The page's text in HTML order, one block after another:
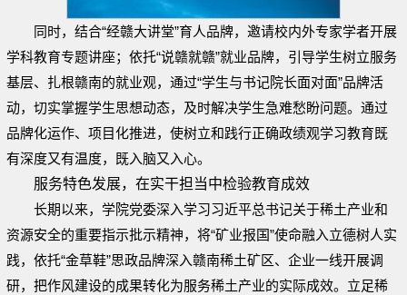
同时，结合“经赣大讲堂”育人品牌，邀请校内外专家学者开展
学科教育专题讲座；依托“说赣就赣”就业品牌，引导学生树立服务
基层、扎根赣南的就业观，通过“学生与书记院长面对面”品牌活
动，切实掌握学生思想动态，及时解决学生急难愁盼问题。通过
品牌化运作、项目化推进，使树立和践行正确政绩观学习教育既
有深度又有温度，既入脑又入心。
服务特色发展，在实干担当中检验教育成效
长期以来，学院党委深入学习习近平总书记关于稀土产业和
资源安全的重要指示批示精神，将“矿业报国”使命融入立德树人实
践，依托“金草鞋”思政品牌深入赣南稀土矿区、企业一线开展调
研，把作风建设的成果转化为服务稀土产业的实际成效。立足稀